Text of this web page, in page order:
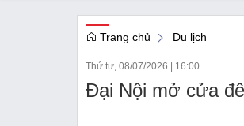
OCOP
Tài chính
Trang chủ Du lịch
Thứ tư, 08/07/2026 | 16:00
Đại Nội mở cửa